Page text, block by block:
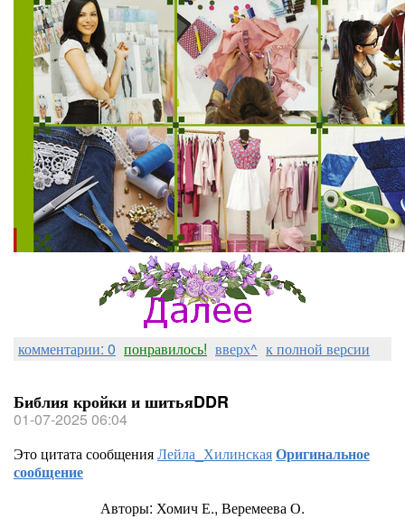
комментарии: 0 понравилось! вверх^ к полной версии
Библия кройки и шитьяDDR
01-07-2025 06:04
Это цитата сообщенияЛейла_ХилинскаяОригинальное
сообщение
Авторы: Хомич Е., Веремеева О.